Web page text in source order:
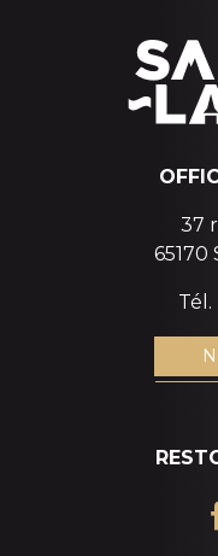
37
65170
Tél.